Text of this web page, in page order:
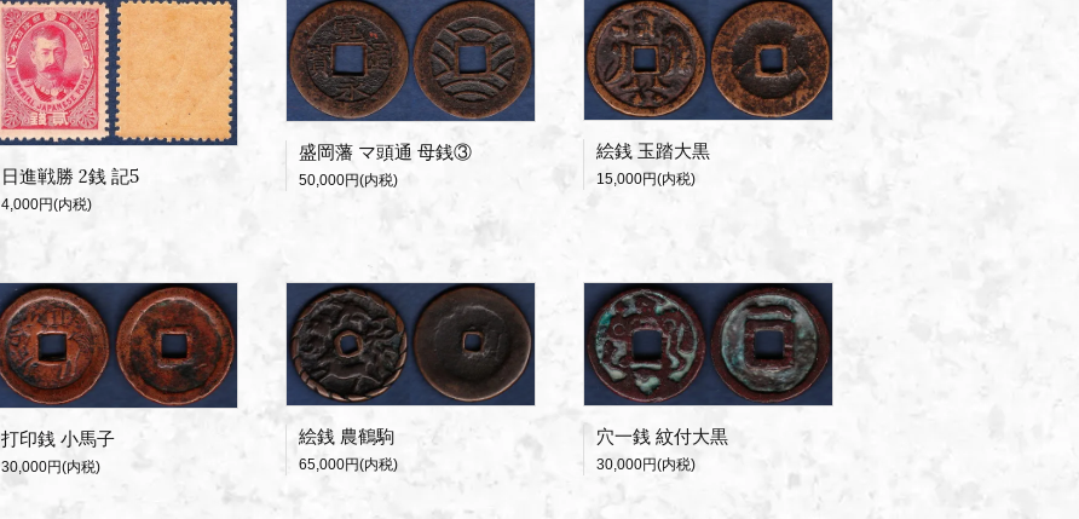
日進戦勝 2銭 記5
4,000円(内税)
盛岡藩 マ頭通 母銭③
50,000円(内税)
絵銭 玉踏大黒
15,000円(内税)
打印銭 小馬子
30,000円(内税)
絵銭 農鶴駒
65,000円(内税)
穴一銭 紋付大黒
30,000円(内税)